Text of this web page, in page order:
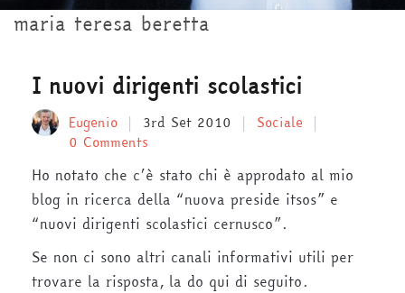
maria teresa beretta
I nuovi dirigenti scolastici
Eugenio 3rd Set 2010
Sociale
0 Comments
Ho notato che c’è stato chi è approdato al mio
blog in ricerca della “nuova preside itsos” e
“nuovi dirigenti scolastici cernusco”.
Se non ci sono altri canali informativi utili per
trovare la risposta, la do qui di seguito.